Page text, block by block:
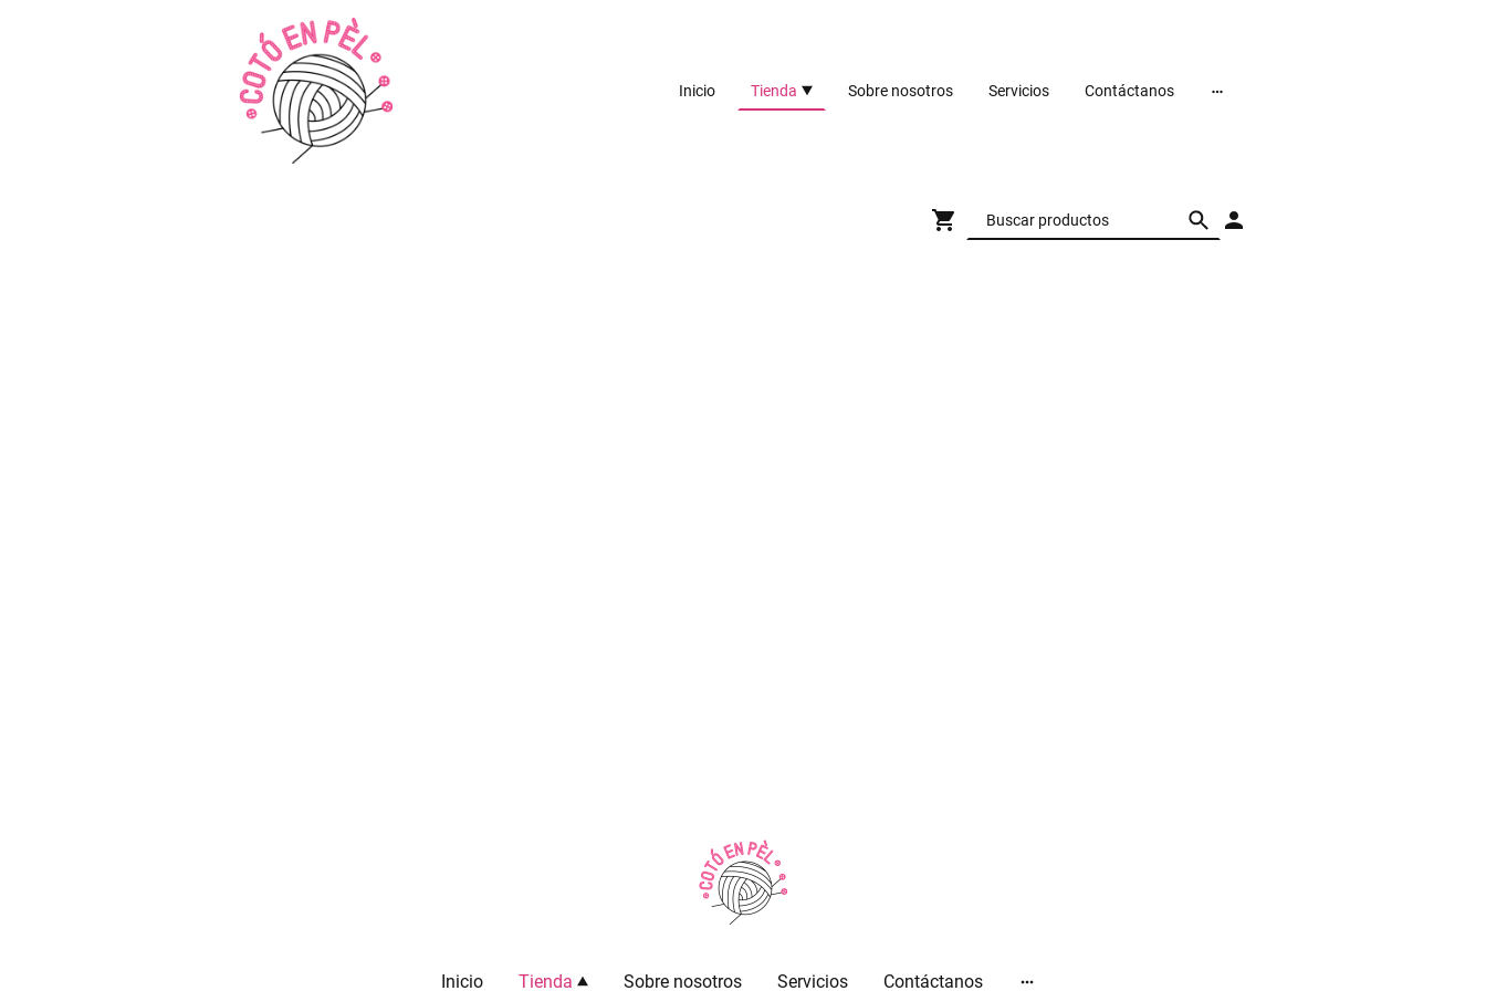
Inicio Tienda Sobre nosotros Servicios Contáctanos
Inicio Tienda Sobre nosotros Servicios Contáctanos